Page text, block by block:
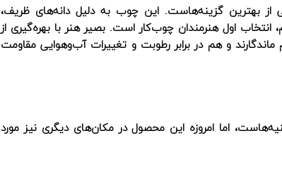
بهترین گزینه‌هاست. این چوب به دلیل دانه‌های ظریف،
انتخاب اول هنرمندان چوب‌کار است. بصیر هنر با بهره‌گیری از
و هم در برابر رطوبت و تغییرات آب‌وهوایی مقاومت
اما امروزه این محصول در مکان‌های دیگری نیز مورد